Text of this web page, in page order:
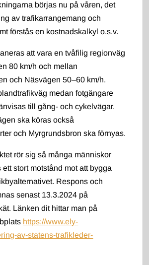
börjas nu på våren, det
av trafikarrangemang och
förstås en kostnadskalkyl o.s.v.
att vara en tvåfilig regionväg
80 km/h och mellan
och Näsvägen 50–60 km/h.
medan fotgängare
till gång- och cykelvägar.
ska köras också
och Myrgrundsbron ska förnyas.
rör sig så många människor
stort motstånd mot att bygga
Respons och
senast 13.3.2024 på
Länken dit hittar man på
https://www.ely-
av-statens-trafikleder-